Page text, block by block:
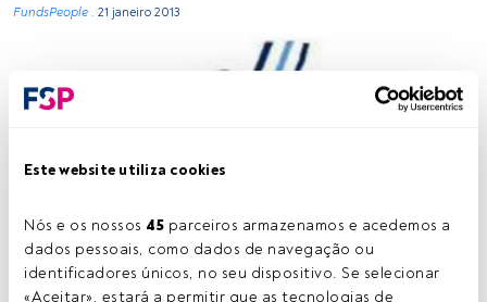
Este website utiliza cookies
Nós e os nossos 45 parceiros armazenamos e acedemos a
dados pessoais, como dados de navegação ou
identificadores únicos, no seu dispositivo. Se selecionar
«Aceitar», estará a permitir que as tecnologias de
FundsPeople . 21 janeiro 2013
Tempo de leitura:2 min.